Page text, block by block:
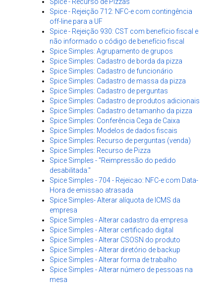
Spice - Rejeição 712: NFC-e com contingência
off-line para a UF
Spice - Rejeição 930: CST com benefício fiscal e
não informado o código de benefício fiscal
Spice Simples: Agrupamento de grupos
Spice Simples: Cadastro de borda da pizza
Spice Simples: Cadastro de funcionário
Spice Simples: Cadastro de massa da pizza
Spice Simples: Cadastro de perguntas
Spice Simples: Cadastro de produtos adicionais
Spice Simples: Cadastro de tamanho da pizza
Spice Simples: Conferência Cega de Caixa
Spice Simples: Modelos de dados fiscais
Spice Simples: Recurso de perguntas (venda)
Spice Simples: Recurso de Pizza
Spice Simples - ''Reimpressão do pedido
desabilitada.''
Spice Simples - 704 - Rejeicao: NFC-e com Data-
Hora de emissao atrasada
Spice Simples- Alterar alíquota de ICMS da
empresa
Spice Simples - Alterar cadastro da empresa
Spice Simples - Alterar certificado digital
Spice Simples - Alterar CSOSN do produto
Spice Simples - Alterar diretório de backup
Spice Simples - Alterar forma de trabalho
Spice Simples - Alterar número de pessoas na
mesa